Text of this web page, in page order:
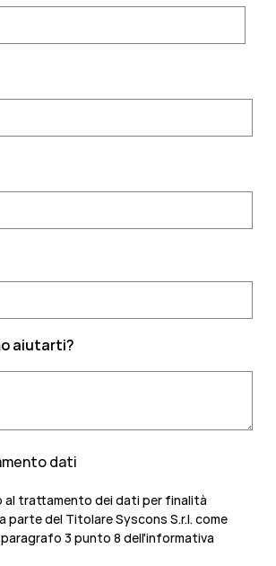
aiutarti?
dati
al trattamento dei dati per finalità
parte del Titolare Syscons S.r.l. come
3 punto 8 dell'informativa